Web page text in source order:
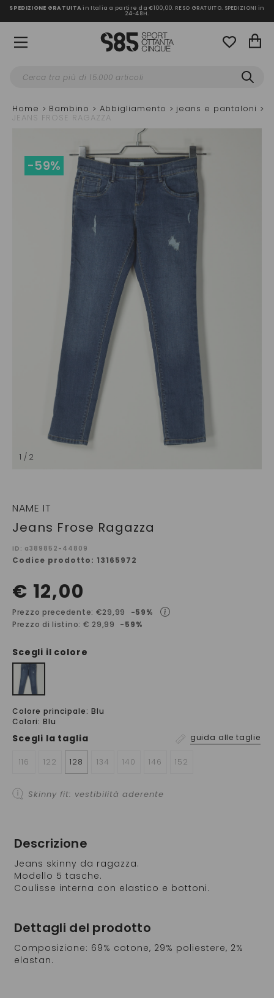
SPEDIZIONE GRATUITAin Italia a partire da €100,00. RESO GRATUITO. SPEDIZIONI in
24-48H.
Home Bambino Abbigliamento jeans e pantaloni
JEANS FROSE RAGAZZA
1 / 2
-59%
NAME IT
Jeans Frose Ragazza
ID: a389852-44809
Codice prodotto: 13165972
€ 12,00
Prezzo precedente: €29,99
-59%
Prezzo di listino: € 29,99
-59%
Scegli il colore
Colore principale: Blu
Colori: Blu
Scegli la taglia guida alle taglie
116 122 128 134 140 146 152
Skinny fit: vestibilità aderente
Descrizione
Jeans skinny da ragazza.
Modello 5 tasche.
Coulisse interna con elastico e bottoni.
Dettagli del prodotto
Composizione: 69% cotone, 29% poliestere, 2%
elastan.